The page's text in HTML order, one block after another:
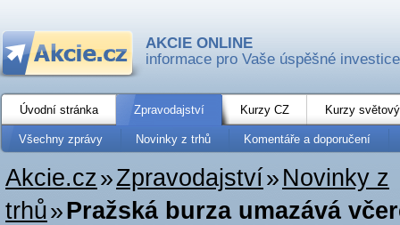
AKCIE ONLINE
informace pro Vaše úspěšné investice
Úvodní stránka Zpravodajství Kurzy CZ Kurzy
Všechny zprávy Novinky z trhů Komentáře a doporučení
Akcie.cz»Zpravodajství» Novinky z
trhů»Pražská burza umazává